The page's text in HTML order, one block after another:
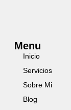
Menu
Inicio
Servicios
Sobre Mi
Blog